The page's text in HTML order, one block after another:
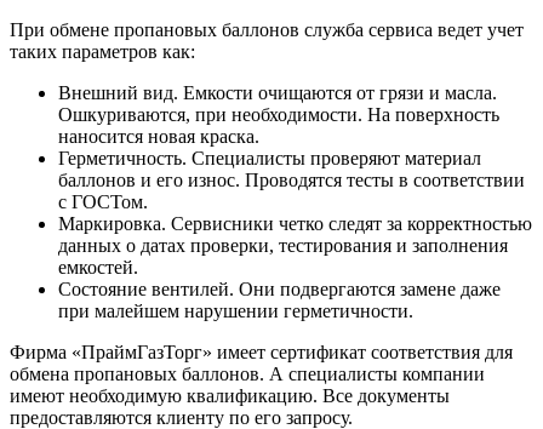
При обмене пропановых баллонов служба сервиса ведет учет
таких параметров как:
Внешний вид. Емкости очищаются от грязи и масла.
Ошкуриваются, при необходимости. На поверхность
наносится новая краска.
Герметичность. Специалисты проверяют материал
баллонов и его износ. Проводятся тесты в соответствии
с ГОСТом.
Маркировка. Сервисники четко следят за корректностью
данных о датах проверки, тестирования и заполнения
емкостей.
Состояние вентилей. Они подвергаются замене даже
при малейшем нарушении герметичности.
Фирма «ПраймГазТорг» имеет сертификат соответствия для
обмена пропановых баллонов. А специалисты компании
имеют необходимую квалификацию. Все документы
предоставляются клиенту по его запросу.